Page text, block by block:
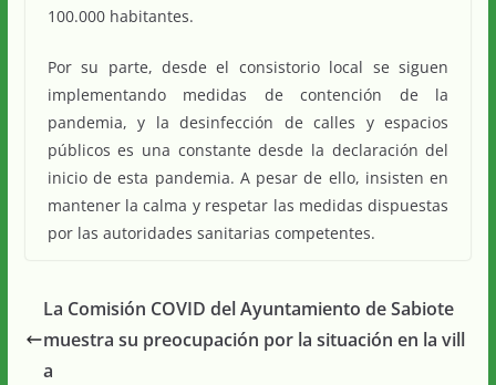
100.000 habitantes.
Por su parte, desde el consistorio local se siguen
implementando medidas de contención de la
pandemia, y la desinfección de calles y espacios
públicos es una constante desde la declaración del
inicio de esta pandemia. A pesar de ello, insisten en
mantener la calma y respetar las medidas dispuestas
por las autoridades sanitarias competentes.
La Comisión COVID del Ayuntamiento de Sabiote
muestra su preocupación por la situación en la vill
a